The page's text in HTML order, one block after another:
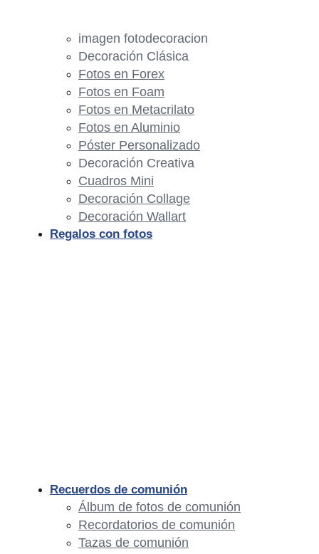
imagen fotodecoracion
Decoración Clásica
Fotos en Forex
Fotos en Foam
Fotos en Metacrilato
Fotos en Aluminio
Póster Personalizado
Decoración Creativa
Cuadros Mini
Decoración Collage
Decoración Wallart
Regalos con fotos
Recuerdos de comunión
Álbum de fotos de comunión
Recordatorios de comunión
Tazas de comunión